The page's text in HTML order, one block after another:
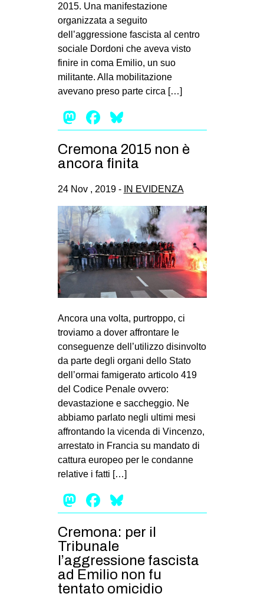
in
tw
bsky
SEARCH
2015. Una manifestazione
organizzata a seguito
dell’aggressione fascista al centro
sociale Dordoni che aveva visto
finire in coma Emilio, un suo
militante. Alla mobilitazione
avevano preso parte circa […]
Mastodon
Facebook
Cremona 2015 non è
ancora finita
24 Nov , 2019 - IN EVIDENZA
Ancora una volta, purtroppo, ci
troviamo a dover affrontare le
conseguenze dell’utilizzo disinvolto
da parte degli organi dello Stato
dell’ormai famigerato articolo 419
del Codice Penale ovvero:
devastazione e saccheggio. Ne
abbiamo parlato negli ultimi mesi
affrontando la vicenda di Vincenzo,
arrestato in Francia su mandato di
cattura europeo per le condanne
relative i fatti […]
Mastodon
Facebook
Cremona: per il
Tribunale
l’aggressione fascista
ad Emilio non fu
tentato omicidio